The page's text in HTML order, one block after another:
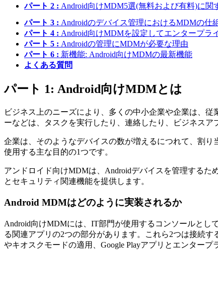
パート 2 : Android向けMDM5選(無料および有料)に関
パート 3 : Androidのデバイス管理におけるMDMの仕
パート 4 : Android向けMDMを設定してエンタープラ
パート 5 : Androidの管理にMDMが必要な理由
パート 6 : 新機能: Android向けMDMの最新機能
よくある質問
パート 1: Android向けMDMとは
ビジネス上のニーズにより、多くの中小企業や企業は、
ーなどは、タスクを実行したり、連絡したり、ビジネス
企業は、そのようなデバイスの数が増えるにつれて、割
使用する主な目的の1つです。
アンドロイド向けMDMは、Androidデバイスを管理する
とセキュリティ関連機能を提供します。
Android MDMはどのように実装されるか
Android向けMDMには、IT部門が使用するコンソールとし
る関連アプリの2つの部分があります。これら2つは接続
やキオスクモードの適用、Google Playアプリとエンター